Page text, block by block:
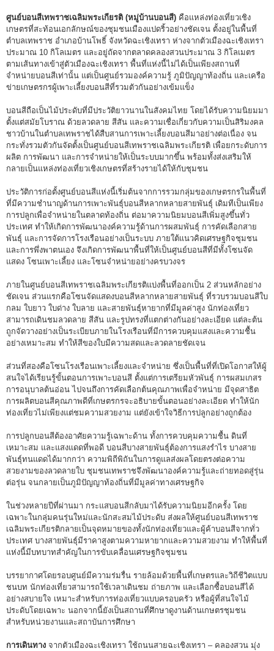
ศูนย์บอนสีเทพราชเฉลิมพระเกียรติ (หมู่บ้านบอนสี) คือแหล่งท่องเที่ยวเชิง
เกษตรที่สะท้อนเอกลักษณ์ของชุมชนเมืองแปดริ้วอย่างชัดเจน ตั้งอยู่ในพื้นที่
ตำบลเทพราช อำเภอบ้านโพธิ์ จังหวัดฉะเชิงเทรา ห่างจากตัวเมืองฉะเชิงเทรา
ประมาณ 10 กิโลเมตร และอยู่ถัดจากตลาดคลองสวนประมาณ 3 กิโลเมตร
ตามเส้นทางเข้าสู่ตัวเมืองฉะเชิงเทรา พื้นที่แห่งนี้ไม่ได้เป็นเพียงสถานที่
จำหน่ายบอนสีเท่านั้น แต่เป็นศูนย์รวมองค์ความรู้ ภูมิปัญญาท้องถิ่น และเครือ
ข่ายเกษตรกรผู้เพาะเลี้ยงบอนสีที่รวมตัวกันอย่างเข้มแข็ง
บอนสีถือเป็นไม้ประดับที่มีประวัติยาวนานในสังคมไทย โดยได้รับความนิยมมา
ตั้งแต่สมัยโบราณ ด้วยลวดลาย สีสัน และความเชื่อเกี่ยวกับความเป็นสิริมงคล
ชาวบ้านในตำบลเทพราชได้สืบสานการเพาะเลี้ยงบอนสีมาอย่างต่อเนื่อง จน
กระทั่งรวมตัวกันจัดตั้งเป็นศูนย์บอนสีเทพราชเฉลิมพระเกียรติ เพื่อยกระดับการ
ผลิต การพัฒนา และการจำหน่ายให้เป็นระบบมากขึ้น พร้อมทั้งส่งเสริมให้
กลายเป็นแหล่งท่องเที่ยวเชิงเกษตรที่สร้างรายได้ให้กับชุมชน
ประวัติการก่อตั้งศูนย์บอนสีแห่งนี้เริ่มต้นจากการรวมกลุ่มของเกษตรกรในพื้นที่
ที่มีความชำนาญด้านการเพาะพันธุ์บอนสีหลากหลายสายพันธุ์ เดิมทีเป็นเพียง
การปลูกเพื่อจำหน่ายในตลาดท้องถิ่น ต่อมาความนิยมบอนสีเพิ่มสูงขึ้นทั่ว
ประเทศ ทำให้เกิดการพัฒนาองค์ความรู้ด้านการผสมพันธุ์ การคัดเลือกสาย
พันธุ์ และการจัดการโรงเรือนอย่างเป็นระบบ ภายใต้แนวคิดเศรษฐกิจชุมชน
และการพึ่งพาตนเอง จึงเกิดการพัฒนาพื้นที่ให้เป็นศูนย์บอนสีที่มีทั้งโซนจัด
แสดง โซนเพาะเลี้ยง และโซนจำหน่ายอย่างครบวงจร
ภายในศูนย์บอนสีเทพราชเฉลิมพระเกียรติแบ่งพื้นที่ออกเป็น 2 ส่วนหลักอย่าง
ชัดเจน ส่วนแรกคือโซนจัดแสดงบอนสีหลากหลายสายพันธุ์ ที่รวบรวมบอนสีใบ
กลม ใบยาว ใบด่าง ใบลาย และสายพันธุ์หายากที่มีมูลค่าสูง นักท่องเที่ยว
สามารถเดินชมลวดลาย สีสัน และรูปทรงที่แตกต่างกันอย่างละเอียด แต่ละต้น
ถูกจัดวางอย่างเป็นระเบียบภายในโรงเรือนที่มีการควบคุมแสงและความชื้น
อย่างเหมาะสม ทำให้สีของใบมีความสดและลวดลายชัดเจน
ส่วนที่สองคือโซนโรงเรือนเพาะเลี้ยงและจำหน่าย ซึ่งเป็นพื้นที่ที่เปิดโอกาสให้ผู้
สนใจได้เรียนรู้ขั้นตอนการเพาะบอนสี ตั้งแต่การเตรียมหัวพันธุ์ การผสมเกสร
การอนุบาลต้นอ่อน ไปจนถึงการคัดเลือกต้นคุณภาพเพื่อจำหน่าย มีจุดสาธิต
การผลิตบอนสีคุณภาพดีที่เกษตรกรจะอธิบายขั้นตอนอย่างละเอียด ทำให้นัก
ท่องเที่ยวไม่เพียงแต่ชมความสวยงาม แต่ยังเข้าใจวิธีการปลูกอย่างถูกต้อง
การปลูกบอนสีต้องอาศัยความรู้เฉพาะด้าน ทั้งการควบคุมความชื้น ดินที่
เหมาะสม และแสงแดดที่พอดี บอนสีบางสายพันธุ์ต้องการแสงรำไร บางสาย
พันธุ์ทนแดดได้มากกว่า ความพิถีพิถันในการดูแลส่งผลโดยตรงต่อความ
สวยงามของลวดลายใบ ชุมชนเทพราชจึงพัฒนาองค์ความรู้และถ่ายทอดสู่รุ่น
ต่อรุ่น จนกลายเป็นภูมิปัญญาท้องถิ่นที่มีมูลค่าทางเศรษฐกิจ
ในช่วงหลายปีที่ผ่านมา กระแสบอนสีกลับมาได้รับความนิยมอีกครั้ง โดย
เฉพาะในกลุ่มคนรุ่นใหม่และนักสะสมไม้ประดับ ส่งผลให้ศูนย์บอนสีเทพราช
เฉลิมพระเกียรติกลายเป็นจุดหมายของทั้งนักท่องเที่ยวและผู้ค้าบอนสีจากทั่ว
ประเทศ บางสายพันธุ์มีราคาสูงตามความหายากและความสวยงาม ทำให้พื้นที่
แห่งนี้มีบทบาทสำคัญในการขับเคลื่อนเศรษฐกิจชุมชน
บรรยากาศโดยรอบศูนย์มีความร่มรื่น รายล้อมด้วยพื้นที่เกษตรและวิถีชีวิตแบบ
ชนบท นักท่องเที่ยวสามารถใช้เวลาเดินชม ถ่ายภาพ และเลือกซื้อบอนสีได้
อย่างสบายใจ เหมาะสำหรับการท่องเที่ยวแบบครอบครัว หรือผู้ที่สนใจไม้
ประดับโดยเฉพาะ นอกจากนี้ยังเป็นสถานที่ศึกษาดูงานด้านเกษตรชุมชน
สำหรับหน่วยงานและสถาบันการศึกษา
การเดินทาง จากตัวเมืองฉะเชิงเทรา ใช้ถนนสายฉะเชิงเทรา – คลองสวน มุ่ง